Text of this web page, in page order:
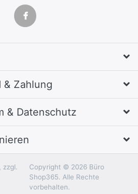
& Zahlung
& Datenschutz
zzgl.
Copyright © 2026 Büro
Shop365. Alle Rechte
vorbehalten.